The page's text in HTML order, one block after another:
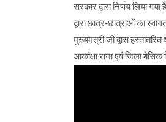
सरकार द्वारा निर्णय लिया
द्वारा छात्र-छात्राओं का
मुख्यमंत्री जी द्वारा
आकांक्षा राना एवं जिला बेसिक